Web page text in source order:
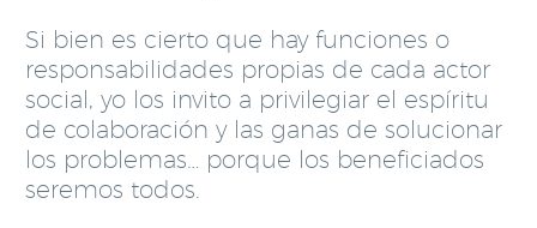
Si bien es cierto que hay funciones o
responsabilidades propias de cada actor
social, yo los invito a privilegiar el espíritu
de colaboración y las ganas de solucionar
los problemas… porque los beneficiados
seremos todos.